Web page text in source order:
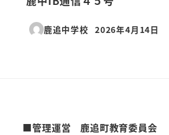
鹿追中学校
投稿日
2026年4月14日
■管理運営 鹿追町教育委員会